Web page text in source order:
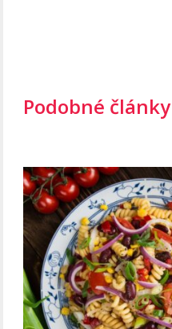
Podobné články